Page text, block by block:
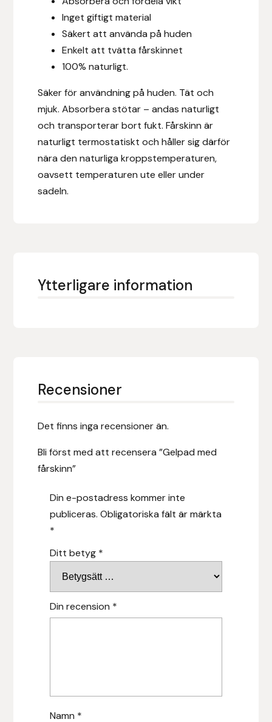
Inget giftigt material
Säkert att använda på huden
Enkelt att tvätta fårskinnet
100% naturligt.
Säker för användning på huden. Tät och
mjuk. Absorbera stötar – andas naturligt
och transporterar bort fukt. Fårskinn är
naturligt termostatiskt och håller sig därför
nära den naturliga kroppstemperaturen,
oavsett temperaturen ute eller under
sadeln.
Ytterligare information
Recensioner
Det finns inga recensioner än.
Bli först med att recensera ”Gelpad med
fårskinn”
Din e-postadress kommer inte
publiceras. Obligatoriska fält är märkta
*
Ditt betyg *
Din recension *
Namn *
Gysinge
Hansbo Sport
Horse Guard
IceTack
Islensk.is
J&S Saddlery